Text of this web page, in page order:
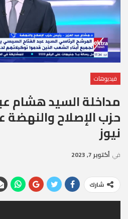
فيديوهات
مداخلة السيد هشام
حزب الإصلاح والنهضة
نيوز
في أكتوبر 7, 2023
شارك